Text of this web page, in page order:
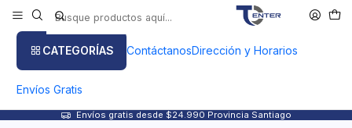
CATEGORÍAS ContáctanosDirección y Horarios
Envíos Gratis
Envíos gratis desde $24.990 Provincia Santiago